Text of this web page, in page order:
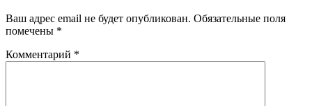
Ваш адрес email не будет опубликован. Обязательные поля
помечены *
Комментарий *